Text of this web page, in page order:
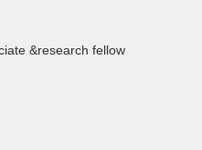
&research fellow